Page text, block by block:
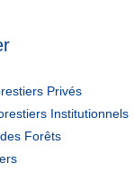
Privés
Institutionnels
Forêts